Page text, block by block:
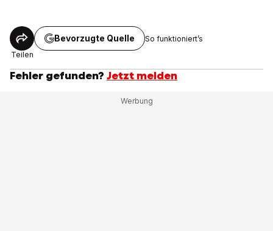
Teilen
Bevorzugte Quelle So funktioniert’s
Fehler gefunden? Jetzt melden